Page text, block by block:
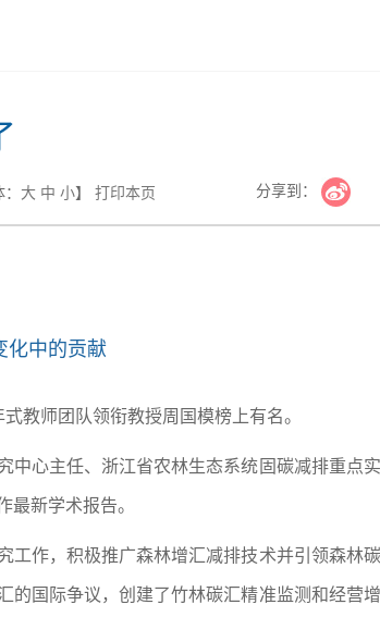
大 中 小】 打印本页 分享到：
中的贡献
教师团队领衔教授周国模榜上有名。
中心主任、浙江省农林生态系统固碳减排重点
新学术报告。
工作，积极推广森林增汇减排技术并引领森林
的国际争议，创建了竹林碳汇精准监测和经营